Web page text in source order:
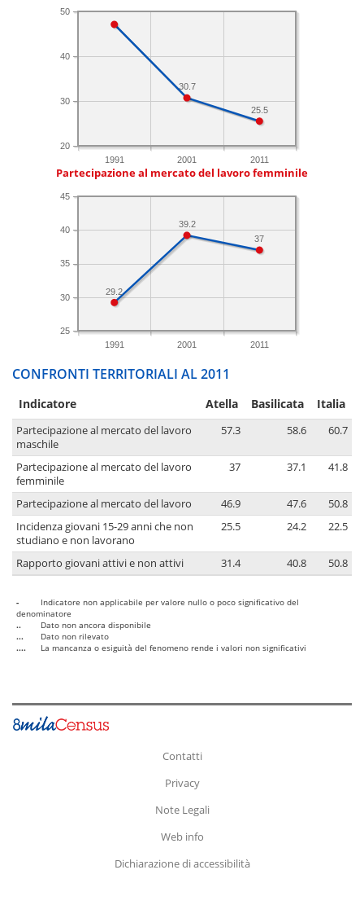
1991 2001 2011
20
30
40
50
25.5
30.7
Partecipazione al mercato del lavoro femminile
1991 2001 2011
25
30
35
40
45
37
39.2
29.2
CONFRONTI TERRITORIALI AL 2011
Indicatore Atella Basilicata Italia
Partecipazione al mercato del lavoro
maschile
57.3 58.6 60.7
Partecipazione al mercato del lavoro
femminile
37 37.1 41.8
Partecipazione al mercato del lavoro 46.9 47.6
50.8
Incidenza giovani 15-29 anni che non
studiano e non lavorano
25.5 24.2 22.5
Rapporto giovani attivi e non attivi 31.4 40.8 50.8
-
Indicatore non applicabile per valore nullo o poco significativo del
denominatore
..
Dato non ancora disponibile
...
Dato non rilevato
....
La mancanza o esiguità del fenomeno rende i valori non significativi
Contatti
Privacy
Note Legali
Web info
Dichiarazione di accessibilità